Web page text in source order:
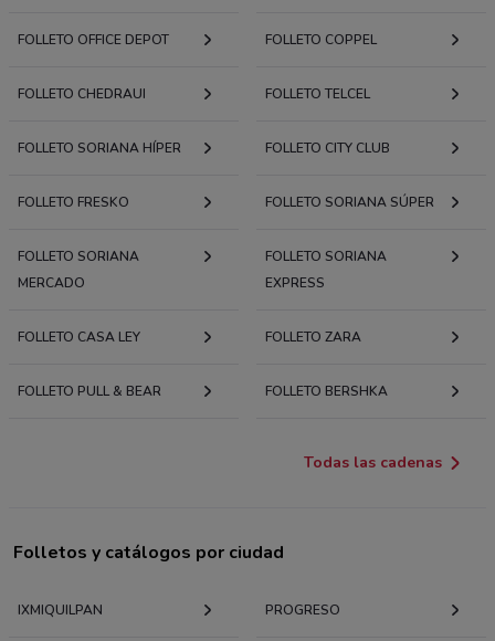
FOLLETO OFFICE DEPOT FOLLETO COPPEL
FOLLETO CHEDRAUI FOLLETO TELCEL
FOLLETO SORIANA HÍPER FOLLETO CITY CLUB
FOLLETO FRESKO FOLLETO SORIANA SÚPER
FOLLETO SORIANA
MERCADO
FOLLETO SORIANA
EXPRESS
FOLLETO CASA LEY FOLLETO ZARA
FOLLETO PULL & BEAR FOLLETO BERSHKA
Todas las cadenas
Folletos y catálogos por ciudad
IXMIQUILPAN PROGRESO